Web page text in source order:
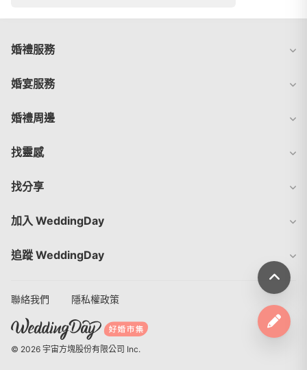
婚禮服務
婚宴服務
婚禮周邊
找靈感
找分享
加入 WeddingDay
追蹤 WeddingDay
聯絡我們 隱私權政策
© 2026 宇宙方塊股份有限公司 Inc.